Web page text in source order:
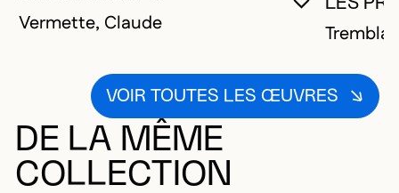
VOUS
FERMER
OUVRIR LA
Vermette, Claude
VOIR TOUTES LES ŒUVRES
DE LA MÊME
COLLECTION